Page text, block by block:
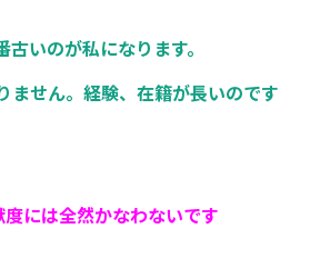
古いのが私になります。
ません。経験、在籍が長いのです
には全然かなわないです